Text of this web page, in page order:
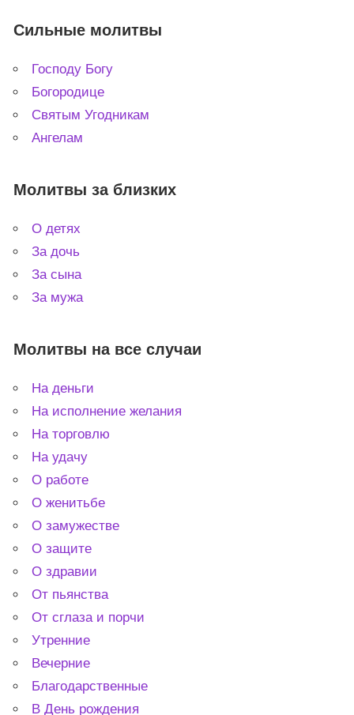
Сильные молитвы
Господу Богу
Богородице
Святым Угодникам
Ангелам
Молитвы за близких
О детях
За дочь
За сына
За мужа
Молитвы на все случаи
На деньги
На исполнение желания
На торговлю
На удачу
О работе
О женитьбе
О замужестве
О защите
О здравии
От пьянства
От сглаза и порчи
Утренние
Вечерние
Благодарственные
В День рождения